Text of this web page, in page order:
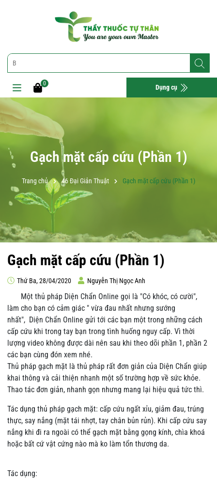
0 Dụng cụ
Gạch mặt cấp cứu (Phần 1)
Trang chủ 46 Đại Giản Thuật Gạch mặt cấp cứu (Phần 1)
Gạch mặt cấp cứu (Phần 1)
Thứ Ba, 28/04/2020 Nguyễn Thị Ngọc Anh
Một thủ pháp Diện Chẩn Online gọi là "Có khóc, có cười",
làm cho bạn có cảm giác " vừa đau nhất nhưng sướng
nhất", Diện Chẩn Online gửi tới các bạn một trong những cách
cấp cứu khi trong tay bạn trong tình huống nguy cấp. Vì thời
lượng video không được dài nên sau khi theo dõi phần 1, phần 2
các bạn cùng đón xem nhé.
Thủ pháp gạch mặt là thủ pháp rất đơn giản của Diện Chẩn giúp
khai thông và cải thiện nhanh một số trường hợp về sức khỏe.
Thao tác đơn giản, nhanh gọn nhưng mang lại hiệu quả tức thì.
Tác dụng thủ pháp gạch mặt: cấp cứu ngất xỉu, giảm đau, trúng
thực, say nắng (mặt tái nhợt, tay chân bủn rủn). Khi cấp cứu say
nắng khi đi ra ngoài có thể gạch mặt bằng gọng kính, chìa khoá
hoặc bất cứ vật cứng nào mà ko làm tổn thương da.
Tác dụng: